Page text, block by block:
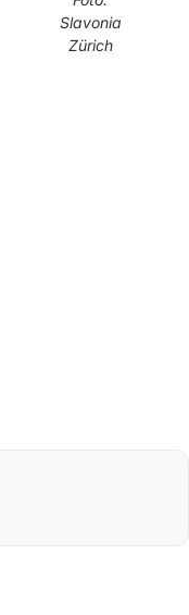
Slavonia
Zürich